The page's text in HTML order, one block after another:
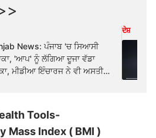
News: ਪੰਜਾਬ 'ਚ ਸਿਆਸੀ
'ਆਪ' ਨੂੰ ਲੱਗਿਆ ਦੂਜਾ ਵੱਡਾ
ਮੀਡੀਆ ਇੰਚਾਰਜ ਨੇ ਵੀ ਅਸਤੀਫਾ
ਦੇਸ਼
Tools-
Mass Index ( BMI )